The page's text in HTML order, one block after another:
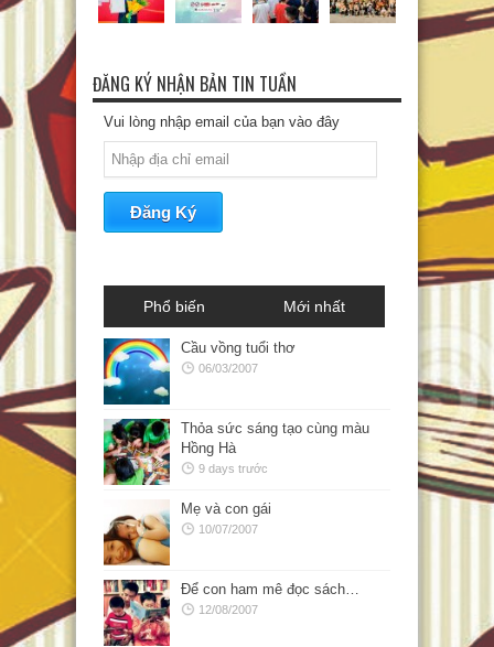
ĐĂNG KÝ NHẬN BẢN TIN TUẦN
Vui lòng nhập email của bạn vào đây
Phổ biến Mới nhất
Cầu vồng tuổi thơ
06/03/2007
Thỏa sức sáng tạo cùng màu
Hồng Hà
9 days trước
Mẹ và con gái
10/07/2007
Để con ham mê đọc sách…
12/08/2007